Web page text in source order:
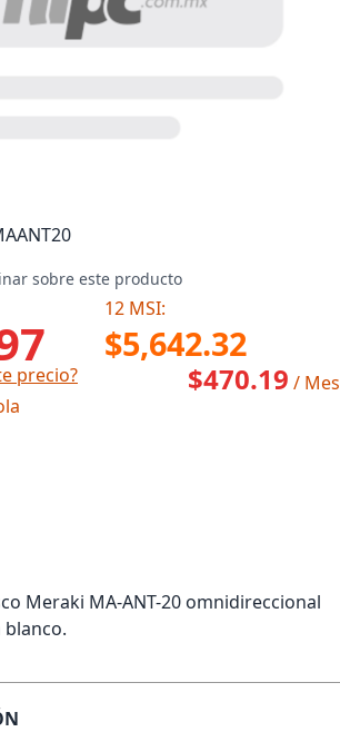
sobre este producto
12 MSI:
$5,642.32
precio?
$470.19 / Mes
Meraki MA-ANT-20 omnidireccional
blanco.